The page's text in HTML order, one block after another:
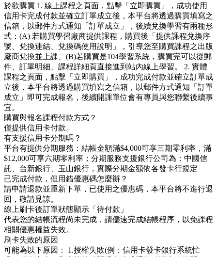
於欲購買 1. 線上課程之頁面，點擊「立即購買」，成功使用
信用卡完成付款並確立訂單成立後，本平台將透過購買填寫之
信箱，以郵件方式通知「訂單成立」，後續兌換學習有兩種形
式：(A) 若購買學習廠商提供課程，購買後「提供課程兌換序
號、兌換連結、兌換碼使用說明」，引導您至購買課程之出版
廠商兌換並上課、(B)若購買是104學習系統，購買完可以從郵
件、訂單明細、課程詳細頁直接進到站內線上學習。 2. 實體
課程之頁面，點擊「立即購買」，成功完成付款並確立訂單成
立後，本平台將透過購買填寫之信箱，以郵件方式通知「訂單
成立」即可完成報名，後續開課單位會有專員與您聯繫後續事
宜。
購買與報名課程付款方式？
僅提供信用卡付款。
有支援信用卡分期嗎？
平台有提供分期服務：結帳金額滿$4,000可享三期零利率，滿
$12,000可享六期零利率；分期服務支援銀行公司為：中國信
託、台新銀行、玉山銀行，實際分期金額依各發卡行規定
已完成付款，但用錯優惠碼怎麼辦？
請申請退款並重新下單，已使用之優惠碼，本平台將不進行退
回，敬請見諒。
線上刷卡後訂單狀態顯示「待付款」
代表您的結帳流程尚未完成，請儘速完成結帳程序，以免課程
相關優惠權益失效。
刷卡失敗的原因
可能為以下原因： 1.授權失敗(例：信用卡發卡銀行系統忙